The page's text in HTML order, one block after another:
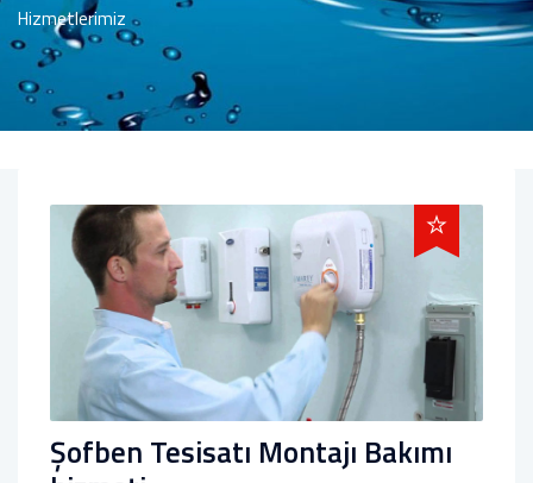
Hizmetlerimiz
Şofben Tesisatı Montajı Bakımı